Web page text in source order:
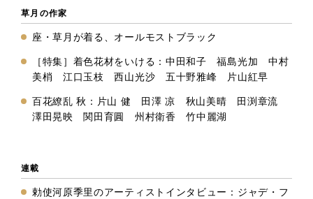
草月の作家
座・草月が着る、オールモストブラック
［特集］着色花材をいける：中田和子 福島光加 中村
美梢 江口玉枝 西山光沙 五十野雅峰 片山紅早
百花繚乱 秋：片山 健 田澤 凉 秋山美晴 田渕章流
澤田晃映 関田育圓 州村衛香 竹中麗湖
連載
勅使河原季里のアーティストインタビュー：ジャデ・フ